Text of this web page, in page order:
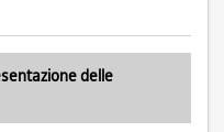
delle